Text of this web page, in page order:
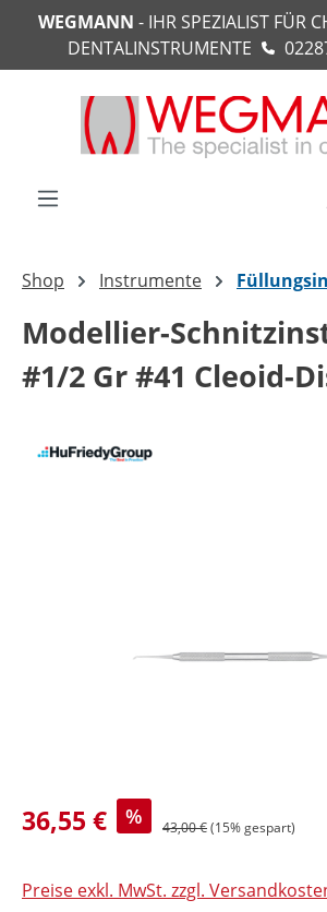
springen
WEGMANN - IHR SPEZIALIST FÜR
DENTALINSTRUMENTE
Shop Instrumente
Modellier-
#1/2 Gr #41 Cleoid-
36,55 € % 43,00 €(15% gespart)
Preise exkl. MwSt. zzgl.